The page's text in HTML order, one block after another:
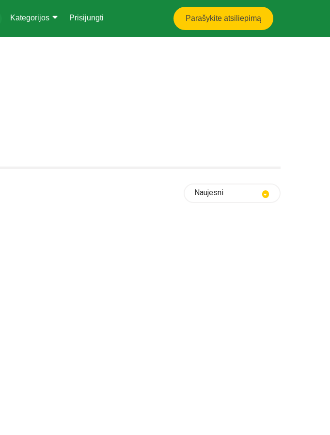
Parašykite atsiliepimą
Kategorijos Prisijungti
Naujesni